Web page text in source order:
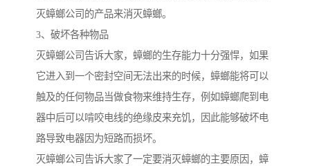
灭蟑螂公司的产品来消灭蟑螂。
3、破坏各种物品
灭蟑螂公司告诉大家，蟑螂的生存能力十分强悍，如果
它进入到一个密封空间无法出来的时候，蟑螂能将可以
触及的任何物品当做食物来维持生存，例如蟑螂爬到电
器中后可以啃咬电线的绝缘皮来充饥，因此能够破坏电
路导致电器因为短路而损坏。
灭蟑螂公司告诉大家了一定要消灭蟑螂的主要原因，蟑